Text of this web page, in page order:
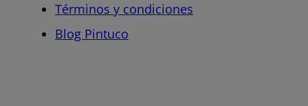
Términos y condiciones
Blog Pintuco